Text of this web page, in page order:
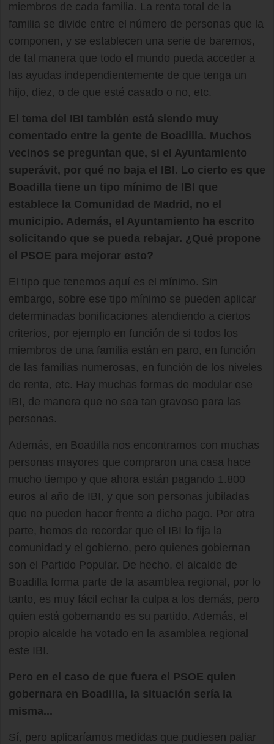
miembros de cada familia. La renta total de la
familia se divide entre el número de personas que la
componen, y se establecen una serie de baremos,
de tal manera que todo el mundo pueda acceder a
las ayudas independientemente de que tenga un
hijo, diez, o de que esté casado o no, etc.
El tema del IBI también está siendo muy
comentado entre la gente de Boadilla. Muchos
vecinos se preguntan que, si el Ayuntamiento
superávit, por qué no baja el IBI. Lo cierto es que
Boadilla tiene un tipo mínimo de IBI que
establece la Comunidad de Madrid, no el
municipio. Además, el Ayuntamiento ha escrito
solicitando que se pueda rebajar. ¿Qué propone
el PSOE para mejorar esto?
El tipo que tenemos aquí es el mínimo. Sin
embargo, sobre ese tipo mínimo se pueden aplicar
determinadas bonificaciones atendiendo a ciertos
criterios, por ejemplo en función de si todos los
miembros de una familia están en paro, en función
de las familias numerosas, en función de los niveles
de renta, etc. Hay muchas formas de modular ese
IBI, de manera que no sea tan gravoso para las
personas.
Además, en Boadilla nos encontramos con muchas
personas mayores que compraron una casa hace
mucho tiempo y que ahora están pagando 1.800
euros al año de IBI, y que son personas jubiladas
que no pueden hacer frente a dicho pago. Por otra
parte, hemos de recordar que el IBI lo fija la
comunidad y el gobierno, pero quienes gobiernan
son el Partido Popular. De hecho, el alcalde de
Boadilla forma parte de la asamblea regional, por lo
tanto, es muy fácil echar la culpa a los demás, pero
quien está gobernando es su partido. Además, el
propio alcalde ha votado en la asamblea regional
este IBI.
Pero en el caso de que fuera el PSOE quien
gobernara en Boadilla, la situación sería la
misma...
Sí, pero aplicaríamos medidas que pudiesen paliar